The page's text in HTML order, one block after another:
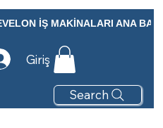
Giriş
Search